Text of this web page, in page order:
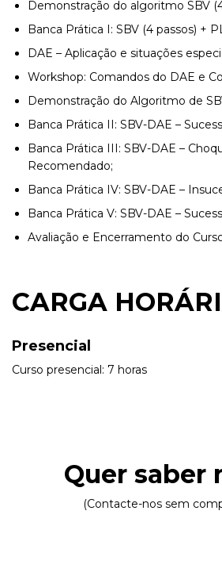
Demonstração do algoritmo SBV
Banca Prática I: SBV (4 passos) +
DAE – Aplicação e situações
Workshop: Comandos do DAE e
Demonstração do Algoritmo de
Banca Prática II: SBV-DAE –
Banca Prática III: SBV-DAE –
Recomendado;
Banca Prática IV: SBV-DAE –
Banca Prática V: SBV-DAE –
Avaliação e Encerramento do
CARGA
Presencial
Curso presencial: 7 horas
Quer saber
(Contacte-nos sem